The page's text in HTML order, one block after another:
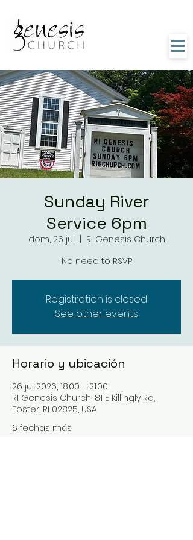
Sunday River
Service 6pm
dom, 26 jul
RI Genesis Church
No need to RSVP
Registration is closed
See other events
Horario y ubicación
26 jul 2026, 18:00 – 21:00
RI Genesis Church, 81 E Killingly Rd,
Foster, RI 02825, USA
6 fechas más